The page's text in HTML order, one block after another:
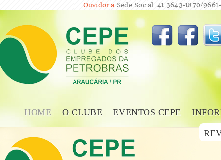
Ouvidoria Sede Social: 41 3643-1870/
HOME O CLUBE EVENTOS CEPE